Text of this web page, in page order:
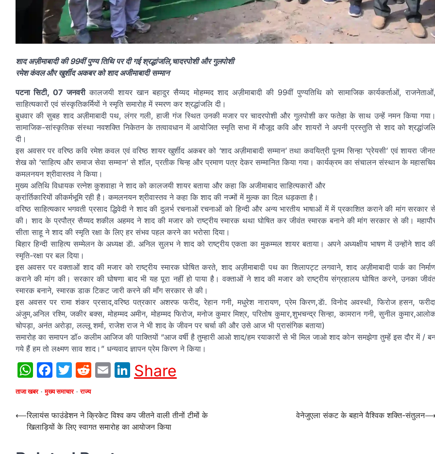
शाद अज़ीमाबादी की 99वीं पुण्य तिथि पर दी गई श्रद्धांजलि,चादरपोशी और गुलपोशी
रमेश कंवल और खुर्शीद अकबर को शाद अजीमाबादी सम्मान
पटना सिटी, 07 जनवरीकालजयी शायर खान बहादुर सैय्यद मोहम्मद शाद अज़ीमाबादी की 99वीं पुण्यतिथि को सामाजिक कार्यकर्ताओं, राजनेताओं,
साहित्यकारों एवं संस्कृतिकर्मियों ने स्मृति समारोह में स्मरण कर श्रद्धांजलि दी।
बुधवार की सुबह शाद अज़ीमाबादी पथ, लंगर गली, हाजी गंज स्थित उनकी मजार पर चादरपोशी और गुलपोशी कर फतेहा के साथ उन्हें नमन किया गया।
सामाजिक-सांस्कृतिक संस्था नवशक्ति निकेतन के तत्वावधान में आयोजित स्मृति सभा में मौजूद कवि और शायरों ने अपनी प्रस्तुति से शाद को
दी।
इस अवसर पर वरिष्ठ कवि रमेश कवल एवं वरिष्ठ शायर खुर्शीद अकबर को ‘शाद अज़ीमाबादी सम्मान’ तथा कवयित्री पूनम सिन्हा ‘प्रेयसी’ एवं शायरा
शेख को ‘साहित्य और समाज सेवा सम्मान’ से शॉल, प्रतीक चिन्ह और प्रमाण पत्र देकर सम्मानित किया गया। कार्यक्रम का संचालन संस्थान के
कमलनयन श्रीवास्तव ने किया।
मुख्य अतिथि विधायक रत्नेश कुशवाहा ने शाद को कालजयी शायर बताया और कहा कि अजीमाबाद साहित्यकारों और
क्रांर्तिकारियों कीकर्मभूमि रही है। कमलनयन श्रीवास्तव ने कहा कि शाद की नज्मों में मुल्क का दिल धड़कता है।
वरिष्ठ साहित्यकार भगवती प्रसाद द्धिवेदी ने शाद की दुलर्भ रचनाओं रचनाओं को हिन्दी और अन्य भारतीय भाषाओं में में प्रकाशित कराने की मांग सरकार
की। शाद के प्रपौत्र सैय्यद शकील अहमद ने शाद की मजार को राष्ट्रीय स्मारक थथा घोषित कर जीवंत स्मारक बनाने की मांग सरकार से की।
सीता साहू ने शाद की स्मृति रक्षा के लिए हर संभव पहल करने का भरोसा दिया।
बिहार हिन्दी साहित्य सम्मेलन के अध्यक्ष डॅा. अनिल सुलभ ने शाद को राष्ट्रीय एकता का मुकम्मल शायर बताया। अपने अध्यक्षीय भाषण में उन्होंने शाद
स्मृति-रक्षा पर बल दिया।
इस अवसर पर वक्ताओं शाद की मजार को राष्ट्रीय स्मारक घोषित करते, शाद अज़ीमाबादी पथ का शिलापट्ट लगवाने, शाद अज़ीमाबादी पार्क का
कराने की मांग की। सरकार की घोषणा बाद भी यह पूरा नहीं हो पाया है। वक्ताओं ने शाद की मजार को राष्ट्रीय संग्रहालय घोषित करने, उनका
स्मारक बनाने, स्मारक डाक टिकट जारी करने की माँग सरकार से की।
इस अवसर पर रामा शंकर प्रसाद,वरिष्ठ पत्रकार अशरफ फरीद, रेहान गनी, मधुरेश नारायण, प्रेम किरण,डॅा. विनोद अवस्थी, फिरोज हसन,
अंजुम,अनिल रश्मि, जकीर बक्स, मोहम्मद अमीन, मोहम्मद फिरोज, मनोज कुमार मिश्र, परितोष कुमार,शुभचन्द्र सिन्हा, कामरान गनी, सुनील
चोपड़ा, अनंत अरोड़ा, लल्लू शर्मा, राजेश राज ने भी शाद के जीवन पर चर्चा की और उसे आज भी प्रासंगिक बताया)
समारोह का समापन डॉ० कलीम आजिज की पाक्तियों “आज वर्षी है तुम्हारी आओ शाद/हम रयाकारों से भी मिल जाओ शाद कोन समझेगा तुम्हें इस दौर में /
गये हैं हम तो लक्ष्मण साव शाद।” धन्यवाद ज्ञापन प्रेम किरण ने किया।
WhatsApp
Facebook
Twitter
Reddit
EmailLinkedIn
Share
ताजा खबर मुख्य समाचार राज्य
Post
navigation
⟵रिलायंस फाउंडेशन ने क्रिकेट विश्व कप जीतने वाली तीनों टीमों के
खिलाड़ियों के लिए स्वागत समारोह का आयोजन किया
वेनेजुएला संकट के बहाने वैश्विक शक्ति-संतुलन⟶